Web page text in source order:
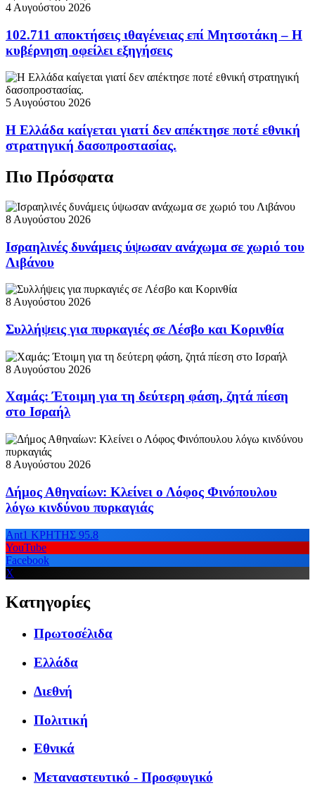
4 Αυγούστου 2026
102.711 αποκτήσεις ιθαγένειας επί Μητσοτάκη – Η
κυβέρνηση οφείλει εξηγήσεις
5 Αυγούστου 2026
Η Ελλάδα καίγεται γιατί δεν απέκτησε ποτέ εθνική
στρατηγική δασοπροστασίας.
Πιο Πρόσφατα
8 Αυγούστου 2026
Ισραηλινές δυνάμεις ύψωσαν ανάχωμα σε χωριό του
Λιβάνου
8 Αυγούστου 2026
Συλλήψεις για πυρκαγιές σε Λέσβο και Κορινθία
8 Αυγούστου 2026
Χαμάς: Έτοιμη για τη δεύτερη φάση, ζητά πίεση
στο Ισραήλ
8 Αυγούστου 2026
Δήμος Αθηναίων: Κλείνει ο Λόφος Φινόπουλου
λόγω κινδύνου πυρκαγιάς
Ant1 ΚΡΗΤΗΣ 95.8
YouTube
Facebook
X
Κατηγορίες
Πρωτοσέλιδα
Ελλάδα
Διεθνή
Πολιτική
Εθνικά
Μεταναστευτικό - Προσφυγικό